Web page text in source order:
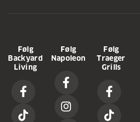
Følg
Backyard
Living
Følg
Napoleon
Følg
Traeger
Grills